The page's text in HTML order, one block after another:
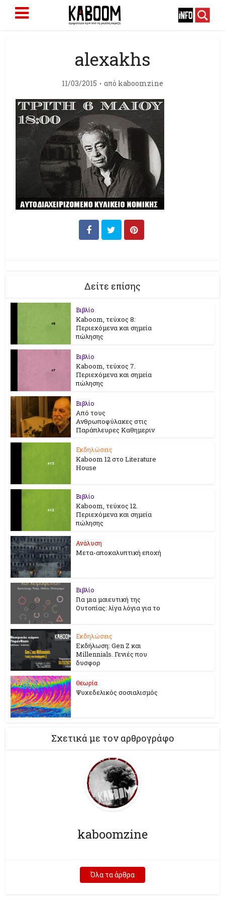
alexakhs
11/03/2015 από kaboomzine
Δείτε επίσης
Βιβλίο
Kaboom, τεύχος 8:
Περιεχόμενα και σημεία
πώλησης
Βιβλίο
Kaboom, τεύχος 7.
Περιεχόμενα και σημεία
πώλησης
Βιβλίο
Από τους
Ανθρωποφύλακες στις
Παράπλευρες Καθημεριν
Εκδηλώσεις
Kaboom 12 στο Literature
House
Βιβλίο
Kaboom, τεύχος 12.
Περιεχόμενα και σημεία
πώλησης
Ανάλυση
Μετα-αποκαλυπτική εποχή
Βιβλίο
Για μια μαιευτική της
Ουτοπίας: λίγα λόγια για το
Εκδηλώσεις
Εκδήλωση: Gen Z και
Millennials. Γενιές που
δυσφορ
Θεωρία
Ψυχεδελικός σοσιαλισμός
Σχετικά με τον αρθρογράφο
kaboomzine
Όλα τα άρθρα